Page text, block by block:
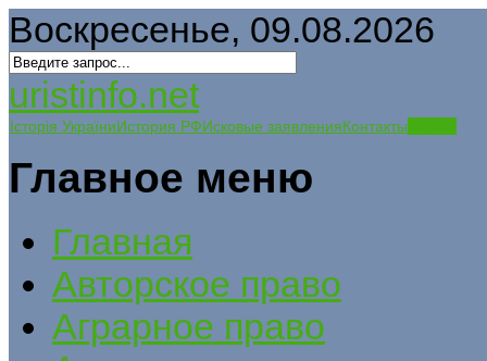
Воскресенье, 09.08.2026
uristinfo.net
Історія УкраїниИстория РФИсковые заявленияКонтакты
Главное меню
Главная
Авторское право
Аграрное право